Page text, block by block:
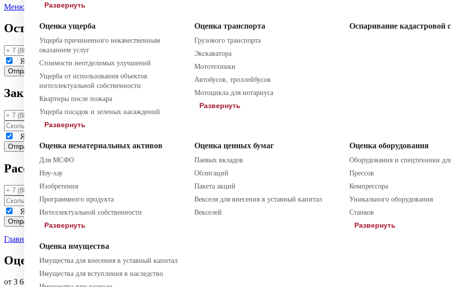
Развернуть
Оценка ущерба
Ущерба причиненного некачественным
оказанием услуг
Стоимости неотделимых улучшений
Ущерба от использования объектов
интеллектуальной собственности
Квартиры после пожара
Ущерба посадок и зеленых насаждений
Развернуть
Оценка транспорта
Грузового транспорта
Экскаватора
Мототехники
Автобусов, троллейбусов
Мотоцикла для нотариуса
Развернуть
Оспаривание кадастровой
Оценка нематериальных активов
Для МСФО
Ноу-хау
Изобретения
Программного продукта
Интеллектуальной собственности
Развернуть
Оценка ценных бумаг
Паевых вкладов
Облигаций
Пакета акций
Векселя для внесения в уставный капитал
Векселей
Оценка оборудования
Оборудования и спецтехники
Прессов
Компрессора
Уникального оборудования
Станков
Развернуть
Оценка имущества
Имущества для внесения в уставный капитал
Имущества для вступления в наследство
Меню
Оставить заявку
Я даюсогласие на обработку моих персональных данных и проинформирован о том, что Политика в отношении
Заказать звонок
Я даю
Рассчитать стоимость
Я даюсогласиена обработку моих персональных данных и проинформирован о том, что Политика в отношении
Главная
Оценка автомобиля при разделе имущества
от 3 600 руб.